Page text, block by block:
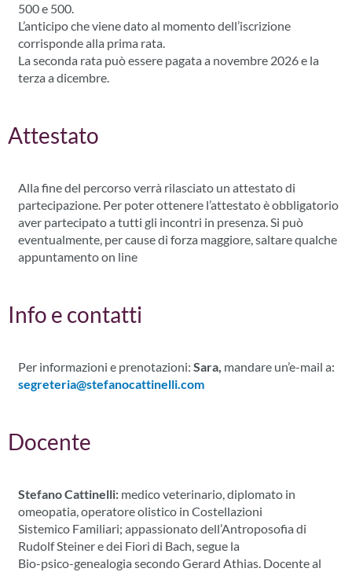
500 e 500.
L’anticipo che viene dato al momento dell’iscrizione
corrisponde alla prima rata.
La seconda rata può essere pagata a novembre 2026 e la
terza a dicembre.
Attestato
Alla fine del percorso verrà rilasciato un attestato di
partecipazione. Per poter ottenere l’attestato è obbligatorio
aver partecipato a tutti gli incontri in presenza. Si può
eventualmente, per cause di forza maggiore, saltare qualche
appuntamento on line
Info e contatti
Per informazioni e prenotazioni: Sara, mandare un’e-mail a:
segreteria@stefanocattinelli.com
Docente
Stefano Cattinelli: medico veterinario, diplomato in
omeopatia, operatore olistico in Costellazioni
Sistemico Familiari; appassionato dell’Antroposofia di
Rudolf Steiner e dei Fiori di Bach, segue la
Bio-psico-genealogia secondo Gerard Athias. Docente al